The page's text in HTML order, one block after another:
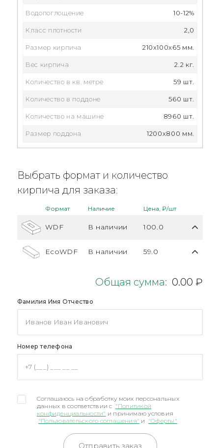
Водопоглощение 10-12%
Класс плотности 2,0
Размер кирпича 210x100x65 мм.
Вес кирпича 2.2 кг.
Количество в кв. метре 59 шт.
Количество в поддоне 560 шт.
Количество на машине 8960 шт.
Размер поддона 1200х800 мм.
Выбрать формат и количество
кирпича для заказа:
Формат Наличие Цена, ₽/шт
WDF В наличии 100.0
EcoWDF В наличии 59.0
Общая сумма: 0.00 ₽
Фамилия Имя Отчество
Номер телефона
Соглашаюсь на обработку моих персональных
данных в соответствии с "Политикой
конфиденциальности" и принимаю условия
"Пользовательского соглашения" и "Оферты"
Отправить заказ